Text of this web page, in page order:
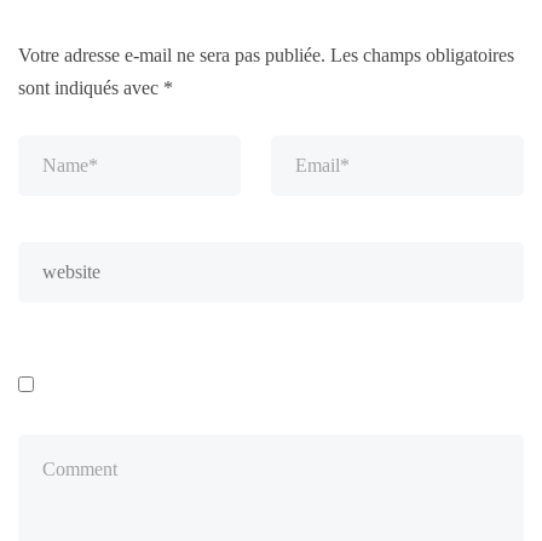
Votre adresse e-mail ne sera pas publiée. Les champs obligatoires
sont indiqués avec *